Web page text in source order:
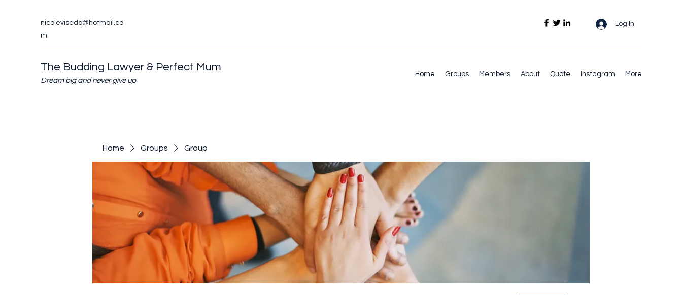
nicolevisedo@hotmail.co
m
Log In
The Budding Lawyer & Perfect Mum
Dream big and never give up
Home Groups Members About Quote Instagram More
Home Groups Group